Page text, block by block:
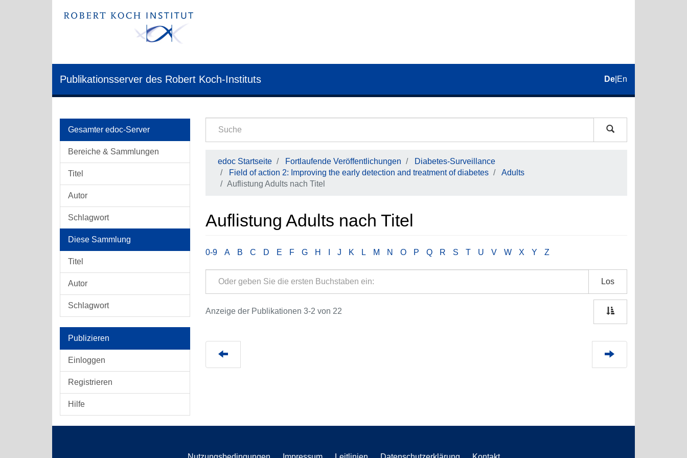
Publikationsserver des Robert Koch-Instituts De En
Gesamter edoc-Server
Bereiche & Sammlungen
Titel
Autor
Schlagwort
Diese Sammlung
Titel
Autor
Schlagwort
Publizieren
Einloggen
Registrieren
Hilfe
edoc Startseite Fortlaufende Veröffentlichungen
Diabetes-Surveillance
Field of action 2: Improving the early detection and treatment of diabetes
Adults
Auflistung Adults nach Titel
Auflistung Adults nach Titel
0-9 A B C D E F G H J K L M N O P Q R S T U V W X Y Z
Los
Anzeige der Publikationen 3-2 von 22